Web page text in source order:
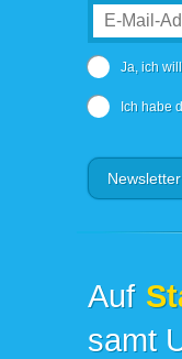
Ja, ich
Ich habe
Auf
samt